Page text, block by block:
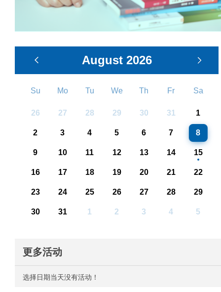
August 2026
Su Mo Tu We Th Fr Sa
26 27 28 29 30 31 1
2 3 4 5 6 7 8
9 10 11 12 13 14 15
16 17 18 19 20 21 22
23 24 25 26 27 28 29
30 31 1 2 3 4 5
更多活动
选择日期当天没有活动！